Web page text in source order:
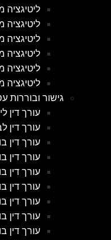
ליטיגציה
ליטיגציה
גישור ובוררות
עורך דין
עורך דין
עורך דין
עורך דין
עורך דין
עורך דין
עורך דין
עורך דין
עורך דין